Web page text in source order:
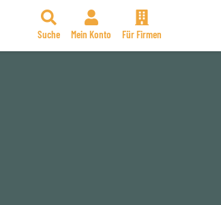
Suche Mein Konto Für Firmen